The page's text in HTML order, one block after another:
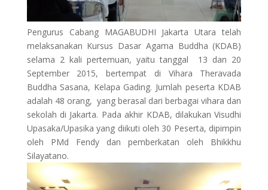
Pengurus Cabang MAGABUDHI Jakarta Utara telah
melaksanakan Kursus Dasar Agama Buddha (KDAB)
selama 2 kali pertemuan, yaitu tanggal 13 dan 20
September 2015, bertempat di Vihara Theravada
Buddha Sasana, Kelapa Gading. Jumlah peserta KDAB
adalah 48 orang, yang berasal dari berbagai vihara dan
sekolah di Jakarta. Pada akhir KDAB, dilakukan Visudhi
Upasaka/Upasika yang diikuti oleh 30 Peserta, dipimpin
oleh PMd Fendy dan pemberkatan oleh Bhikkhu
Silayatano.